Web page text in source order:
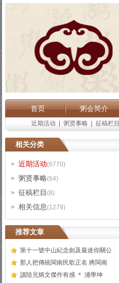
首页 粥会简介
近期活动 粥贤事略 征稿栏目
相关分类
近期活动(6770)
粥贤事略(64)
征稿栏目 (8)
相关信息(1279)
推荐文章
第十一號中山紀念劍及最迷你關公
那人把傳統閩南民歌正名 將閩南
讀陸兄炳文傑作有感 ＊ 浦學坤